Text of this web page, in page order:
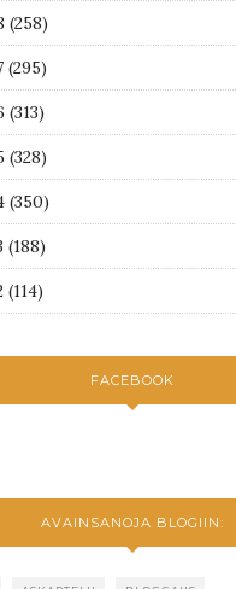
(258)
(295)
(313)
(328)
(350)
(188)
(114)
FACEBOOK
AVAINSANOJA BLOGIIN: